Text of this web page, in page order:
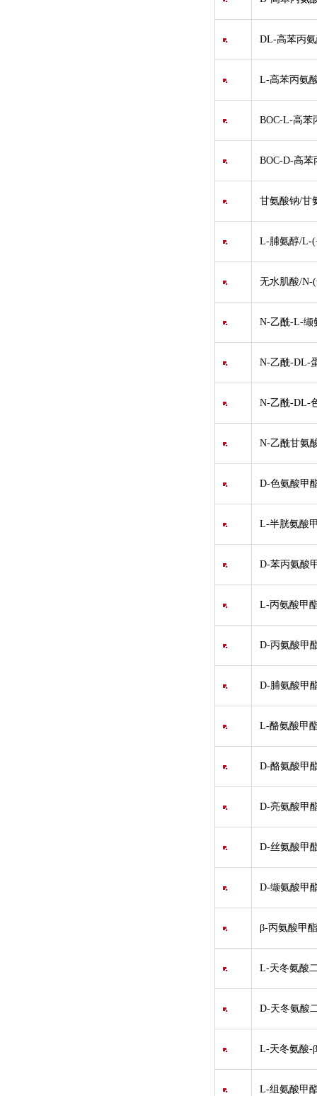
DL-高苯丙
L-高苯丙氨
BOC-L-高苯
BOC-D-高
甘氨酸钠/甘
L-脯氨醇/L-
无水肌酸/N-
N-乙酰-L-缬
N-乙酰-DL-
N-乙酰-DL-
N-乙酰甘氨
D-色氨酸甲
L-半胱氨酸
D-苯丙氨酸
L-丙氨酸甲
D-丙氨酸甲
D-脯氨酸甲
L-酪氨酸甲
D-酪氨酸甲
D-亮氨酸甲
D-丝氨酸甲
D-缬氨酸甲
β-丙氨酸甲
L-天冬氨酸
D-天冬氨酸
L-天冬氨酸-
L-组氨酸甲